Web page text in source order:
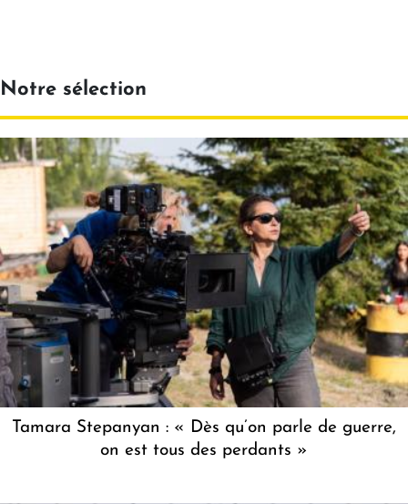
Notre sélection
Tamara Stepanyan : « Dès qu’on parle de guerre,
on est tous des perdants »